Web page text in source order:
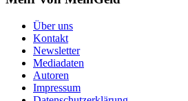
Über uns
Kontakt
Newsletter
Mediadaten
Autoren
Impressum